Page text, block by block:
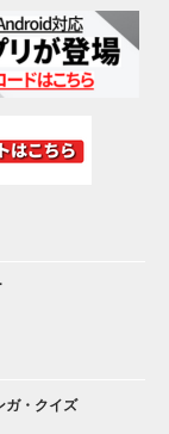
ガ・クイズ